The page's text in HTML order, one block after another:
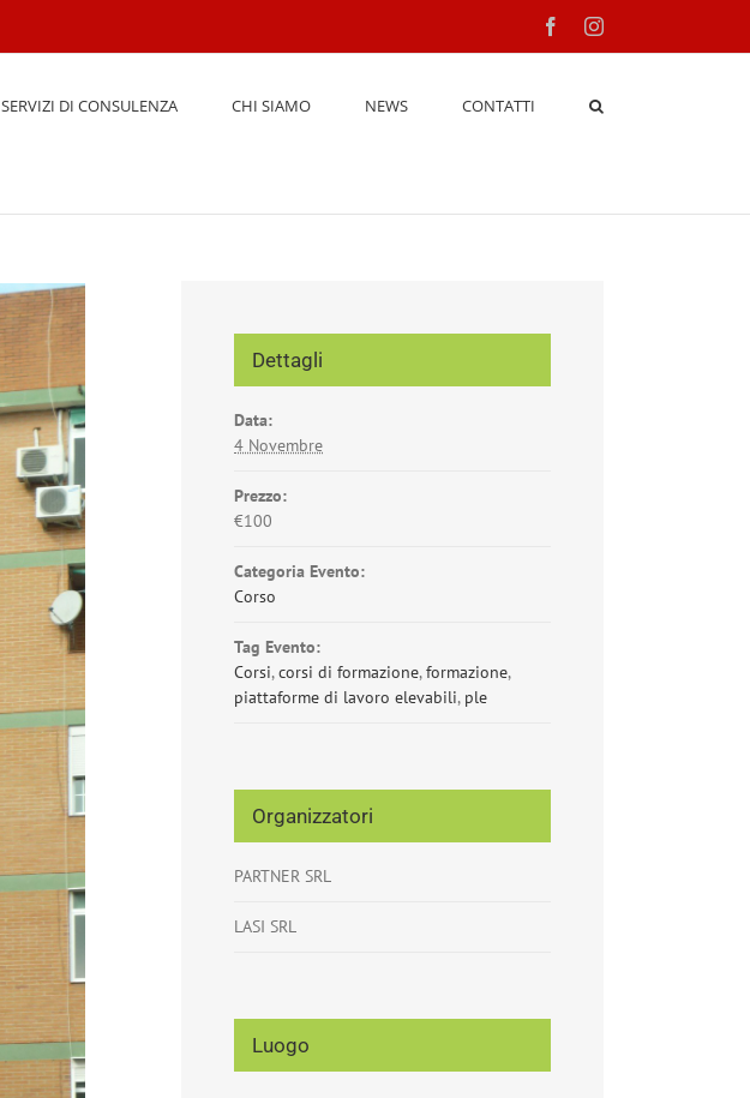
FacebookInstagram
SERVIZI DI CONSULENZA CHI SIAMO NEWS CONTATTI
Dettagli
Data:
4 Novembre
Prezzo:
€100
Categoria Evento:
Corso
Tag Evento:
Corsi,corsi di formazione,formazione,
piattaforme di lavoro elevabili, ple
Organizzatori
PARTNER SRL
LASI SRL
Luogo